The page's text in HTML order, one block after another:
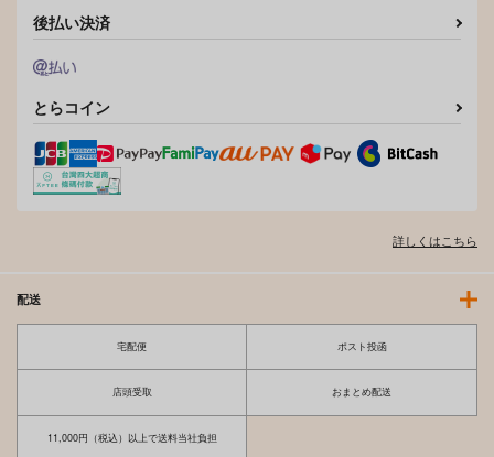
後払い決済
とらコイン
詳しくはこちら
配送
宅配便 ポスト投函
店頭受取 おまとめ配送
11,000円（税込）以上で送料当社負担